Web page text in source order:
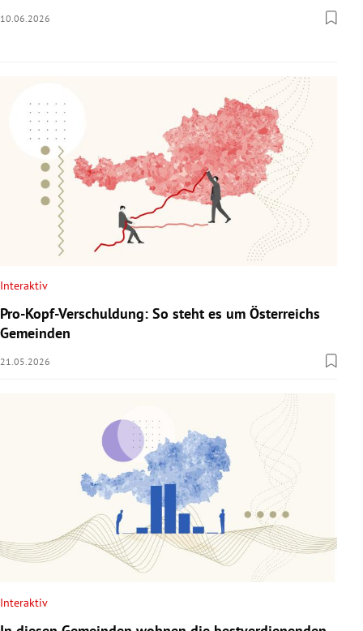
10.06.2026
Interaktiv
Pro-Kopf-Verschuldung: So steht es um Österreichs
Gemeinden
21.05.2026
Interaktiv